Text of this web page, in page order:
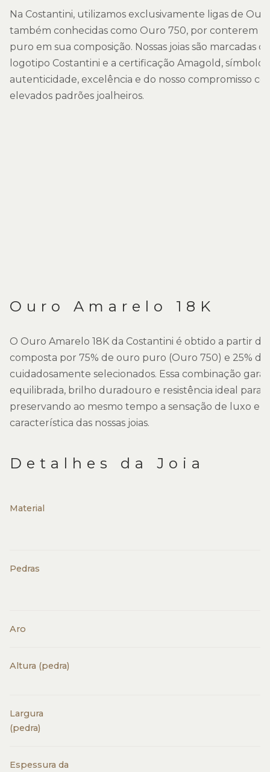
Na Costantini, utilizamos exclusivamente ligas de
também conhecidas como Ouro 750, por conterem
puro em sua composição. Nossas joias são marcadas
logotipo Costantini e a certificação Amagold,
autenticidade, excelência e do nosso compromisso
elevados padrões joalheiros.
Ouro Amarelo 18K
O Ouro Amarelo 18K da Costantini é obtido a partir
composta por 75% de ouro puro (Ouro 750) e 25%
cuidadosamente selecionados. Essa combinação
equilibrada, brilho duradouro e resistência ideal para
preservando ao mesmo tempo a sensação de luxo e
característica das nossas joias.
Detalhes da Joia
Material
Pedras
Aro
Altura (pedra)
Largura
(pedra)
Espessura da